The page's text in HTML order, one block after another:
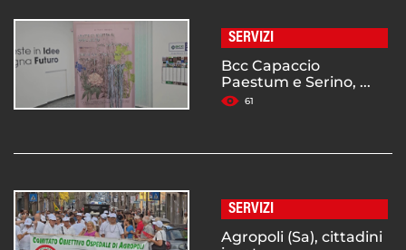
SERVIZI
Bcc Capaccio
Paestum e Serino, ...
61
SERVIZI
Agropoli (Sa), cittadini